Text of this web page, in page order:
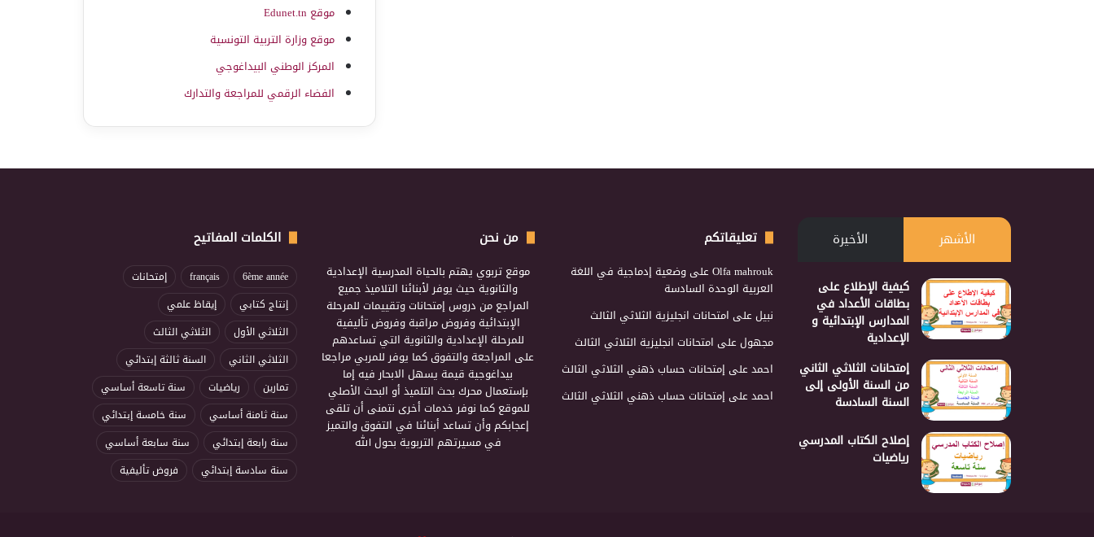
موقع Edunet.tn
موقع وزارة التربية التونسية
المركز الوطني البيداغوجي
الفضاء الرقمي للمراجعة والتدارك
الأشهر الأخيرة
كيفية الإطلاع على
بطاقات الأعداد في
المدارس الإبتدائية و
الإعدادية
إمتحانات الثلاثي الثاني
من السنة الأولى إلى
السنة السادسة
إصلاح الكتاب المدرسي
رياضيات
تعليقاتكم
Olfa mahroukعلىوضعية إدماجية في اللغة
العربية الوحدة السادسة
نبيلعلى امتحانات انجليزية الثلاثي الثالث
مجهولعلى امتحانات انجليزية الثلاثي الثالث
احمدعلى إمتحانات حساب ذهني الثلاثي الثالث
احمدعلى إمتحانات حساب ذهني الثلاثي الثالث
من نحن
موقع تربوي يهتم بالحياة المدرسية الإعدادية
والثانوية حيث يوفر لأبنائنا التلاميذ جميع
المراجع من دروس إمتحانات وتقييمات للمرحلة
الإبتدائية وفروض مراقبة وفروض تأليفية
للمرحلة الإعدادية والثانوية التي تساعدهم
على المراجعة والتفوق كما يوفر للمربي مراجعا
بيداغوجية قيمة يسهل الابحار فيه إما
بإستعمال محرك بحث التلميذ أو البحث الأصلي
للموقع كما نوفر خدمات أخرى نتمنى أن تلقى
إعجابكم وأن تساعد أبنائنا في التفوق والتميز
في مسيرتهم التربوية بحول الله
الكلمات المفاتيح
6ème année
français
إمتحانات
إنتاج كتابي
إيقاظ علمي
الثلاثي الأول
الثلاثي الثالث
الثلاثي الثاني
السنة ثالثة إبتدائي
تمارين
رياضيات
سنة تاسعة أساسي
سنة ثامنة أساسي
سنة خامسة إبتدائي
سنة رابعة إبتدائي
سنة سابعة أساسي
سنة سادسة إبتدائي
فروض تأليفية